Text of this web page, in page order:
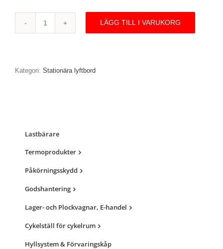
HW1001,
mängd
LÄGG TILL I VARUKORG
Kategori: Stationära lyftbord
Lastbärare
Termoprodukter
Påkörningsskydd
Godshantering
Lager- och Plockvagnar, E-handel
Cykelställ för cykelrum
Hyllsystem & Förvaringskåp